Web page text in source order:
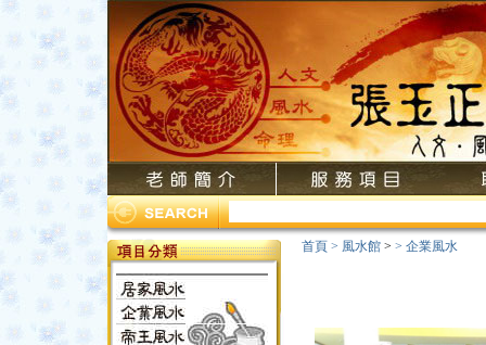
首頁 > 風水館 > > 企業風水